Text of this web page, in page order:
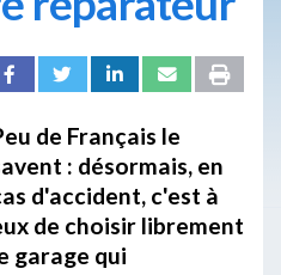
de Français le
: désormais, en
d'accident, c'est à
de choisir librement
garage qui